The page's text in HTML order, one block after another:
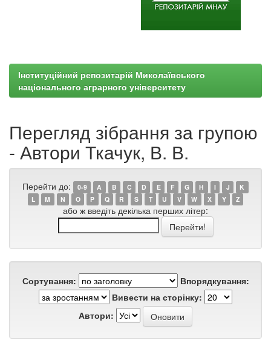
Інституційний репозитарій Миколаївського
національного аграрного університету
Перегляд зібрання за групою
- Автори Ткачук, В. В.
Перейти до: 0-9 A B C D E F G H I J
K
L
M N O P Q R S T U V W X Y Z
або ж введіть декілька перших літер:
Сортування:
Впорядкування:
Вивести на сторінку:
Автори: